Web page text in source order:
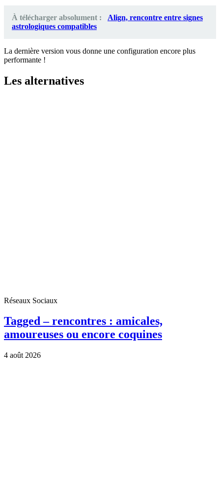
À télécharger absolument :
Align, rencontre entre signes
astrologiques compatibles
La dernière version vous donne une configuration encore plus
performante !
Les alternatives
Réseaux Sociaux
Tagged – rencontres : amicales,
amoureuses ou encore coquines
4 août 2026